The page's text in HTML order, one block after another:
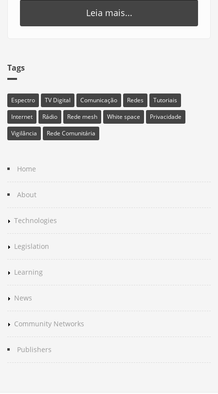
Leia mais...
Tags
Espectro TV Digital Comunicação Redes
Tutoriais
Internet
Rádio Rede mesh White space
Privacidade
Vigilância
Rede Comunitária
Home
About
Technologies
Legislation
Learning
News
Community Networks
Publishers